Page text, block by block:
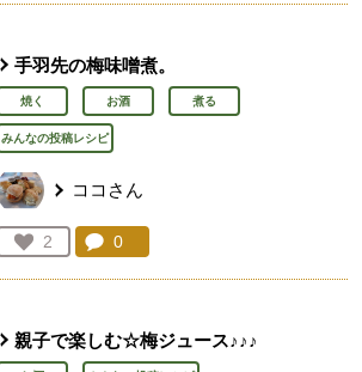
手羽先の梅味噌煮。
焼く お酒 煮る
みんなの投稿レシピ
ココさん
お気に入り登録：
2
人が登録
コメント：
0
親子で楽しむ☆梅ジュース♪♪♪